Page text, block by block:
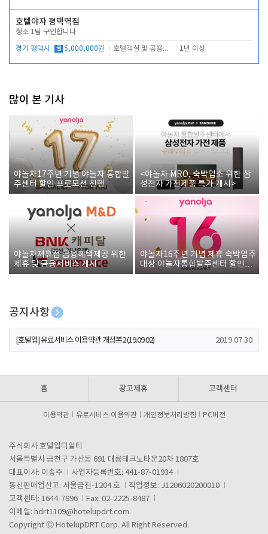
호텔야자 평택역점
청소 1팀 구인합니다
경기 평택시 월 5,000,000원 호텔객실 및 공용시설 청소 관리 1년 이상
많이 본 기사
야놀자17주년 기념 야놀자 통합발
주센터 할인 프로모션 진행
<야놀자 MRO, 숙박업소 위한 삼
성전자 가전제품 특가 개시>
야놀자제휴점 금융혜택제공 위한
제휴 및 금융서비스 게시
야놀자16주년 기념 제휴 숙박업주
대상 야놀자통합발주센터 할인쿠
폰 증정
공지사항
[호텔업] 개인정보 처리방침 개정본1 (19.09.02)
[호텔업] 유료서비스 이용약관 개정본2 (19.09.02) 2019.07.30
홈 광고제휴 고객센터
이용약관 유료서비스 이용약관 개인정보처리방침 PC버전
주식회사 호텔업디알티
서울특별시 금천구 가산동 691 대륭테크노타운20차 1807호
대표이사: 이송주
사업자등록번호: 441-87-01934
통신판매업신고: 서울금천-1204 호
직업정보: J1206020200010
고객센터: 1644-7896
Fax: 02-2225-8487
이메일: hdrt1109@hotelupdrt.com
Copyright ⓒ HotelupDRT Corp. All Right Reserved.